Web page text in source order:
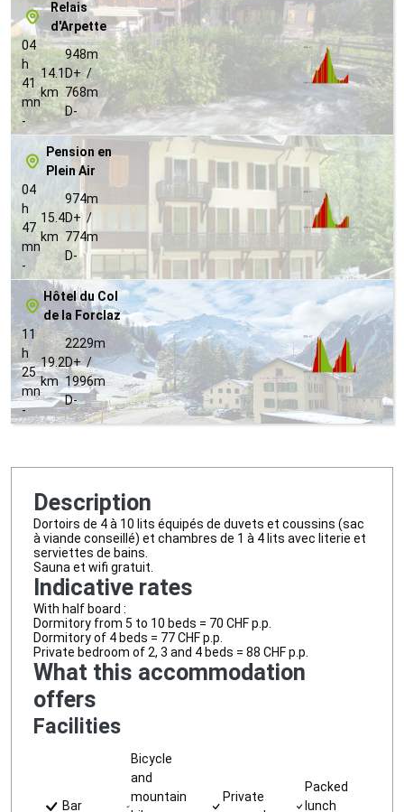
Relais
d'Arpette
04
h
41
mn
-
14.1
km
948m
D+ /
768m
D-
Pension en
Plein Air
04
h
47
mn
-
15.4
km
974m
D+ /
774m
D-
Hôtel du Col
de la Forclaz
11
h
25
mn
-
19.2
km
2229m
D+ /
1996m
D-
Description
Dortoirs de 4 à 10 lits équipés de duvets et coussins (sac
à viande conseillé) et chambres de 1 à 4 lits avec literie et
serviettes de bains.
Sauna et wifi gratuit.
Indicative rates
With half board :
Dormitory from 5 to 10 beds = 70 CHF p.p.
Dormitory of 4 beds = 77 CHF p.p.
Private bedroom of 2, 3 and 4 beds = 88 CHF p.p.
What this accommodation
offers
Facilities
Bar
Bicycle
and
mountain
Private
Packed
lunch